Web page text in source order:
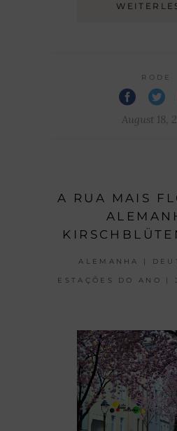
RODE
August 18,
A RUA MAIS
ALEMANHA |
ESTAÇÕES DO ANO |